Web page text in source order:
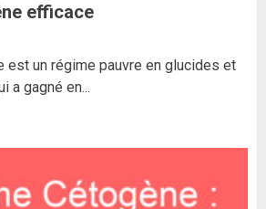
efficace
est un régime pauvre en glucides et
a gagné en...